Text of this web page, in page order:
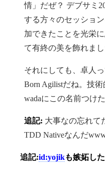
情」だぜ？ デブサミ
する方々のセッショ
加できたことを光栄
て有終の美を飾れま
それにしても、卓人
Born Agilistだね。技術
wadaにこの名前つけ
追記: 大事なの忘れて
TDD Nativeなんだ
追記:id:yojikも嫉妬し